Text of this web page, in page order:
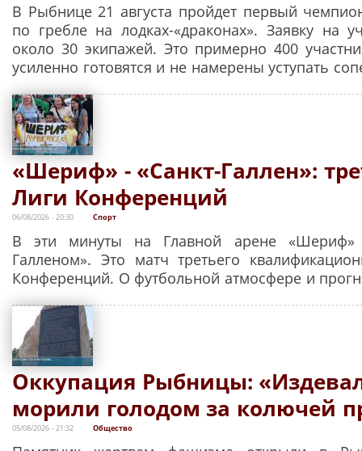
В Рыбнице 21 августа пройдет первый
по гребле на лодках-«драконах». Заявку на
около 30 экипажей. Это примерно 400
усиленно готовятся и не намерены уступать
«Шериф» - «Санкт-Галлен»:
Лиги Конференций
06/08/2026 - 20:30 Спорт
В эти минуты на Главной арене «Шериф»
Галленом». Это матч третьего
Конференций. О футбольной атмосфере и
Оккупация Рыбницы:
морили голодом за колючей
05/08/2026 - 21:32 Общество